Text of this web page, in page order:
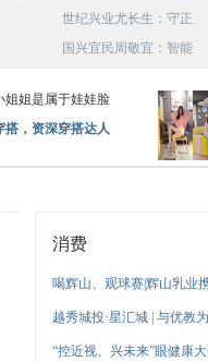
世纪兴业尤长生：守正
国兴宜民周敬宜：智能
姐姐是属于娃娃脸
搭，资深穿搭达人
消费
喝辉山、观球赛|辉山乳业
越秀城投·星汇城 | 与优教
“控近视、兴未来”眼健康